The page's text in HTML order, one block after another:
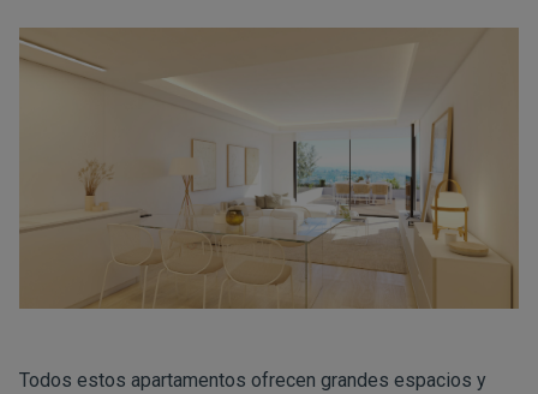
Todos estos apartamentos ofrecen grandes espacios y